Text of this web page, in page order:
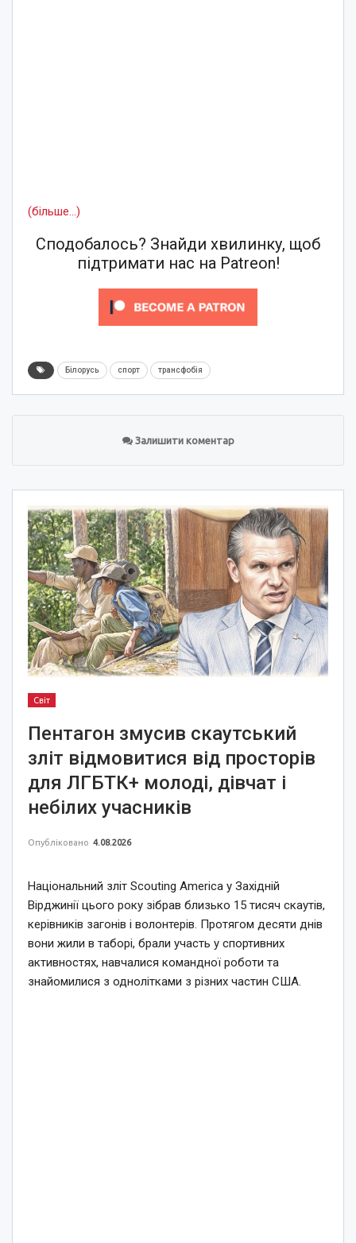
(більше…)
Сподобалось? Знайди хвилинку, щоб
підтримати нас на Patreon!
Білорусь спорт трансфобія
Залишити коментар
Світ
Пентагон змусив скаутський
зліт відмовитися від просторів
для ЛГБТК+ молоді, дівчат і
небілих учасників
Опубліковано 4.08.2026
Національний зліт Scouting America у Західній
Вірджинії цього року зібрав близько 15 тисяч скаутів,
керівників загонів і волонтерів. Протягом десяти днів
вони жили в таборі, брали участь у спортивних
активностях, навчалися командної роботи та
знайомилися з однолітками з різних частин США.